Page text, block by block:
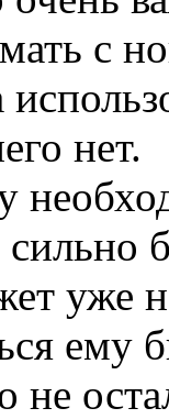
с
нет.
уже
ему
не